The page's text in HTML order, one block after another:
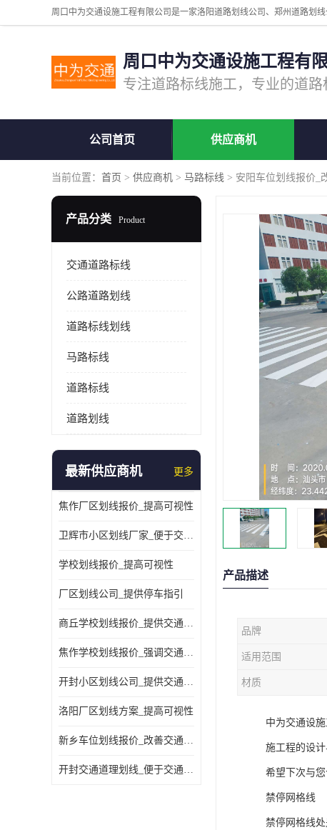
周口中为交通设施工程有
公司首页 供应商机
当前位置： 首页 > 供应商机 > 马路标线 > 安阳车位划线报价_
产品分类 Product
交通道路标线
公路道路划线
道路标线划线
马路标线
道路标线
道路划线
最新供应商机 更多
焦作厂区划线报价_提高可视性
卫辉市小区划线厂家_便于交通管理
学校划线报价_提高可视性
厂区划线公司_提供停车指引
商丘学校划线报价_提供交通信息
焦作学校划线报价_强调交通规则
开封小区划线公司_提供交通信息
洛阳厂区划线方案_提高可视性
新乡车位划线报价_改善交通效率
开封交通道理划线_便于交通管理
产品描述
品牌
适用范围
材质
中为交通设
施工程的设
希望下次与您
禁停网格线
禁停网格线